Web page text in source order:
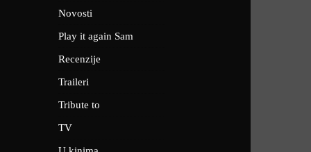
Novosti
Play it again Sam
Recenzije
Traileri
Tribute to
TV